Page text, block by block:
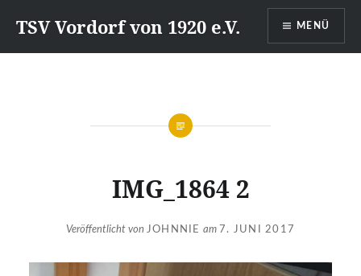
zumTSV Vordorf von 1920 e.V. MENÜ
IMG_1864 2
Veröffentlicht von JOHNNIE am 7. JUNI 2017